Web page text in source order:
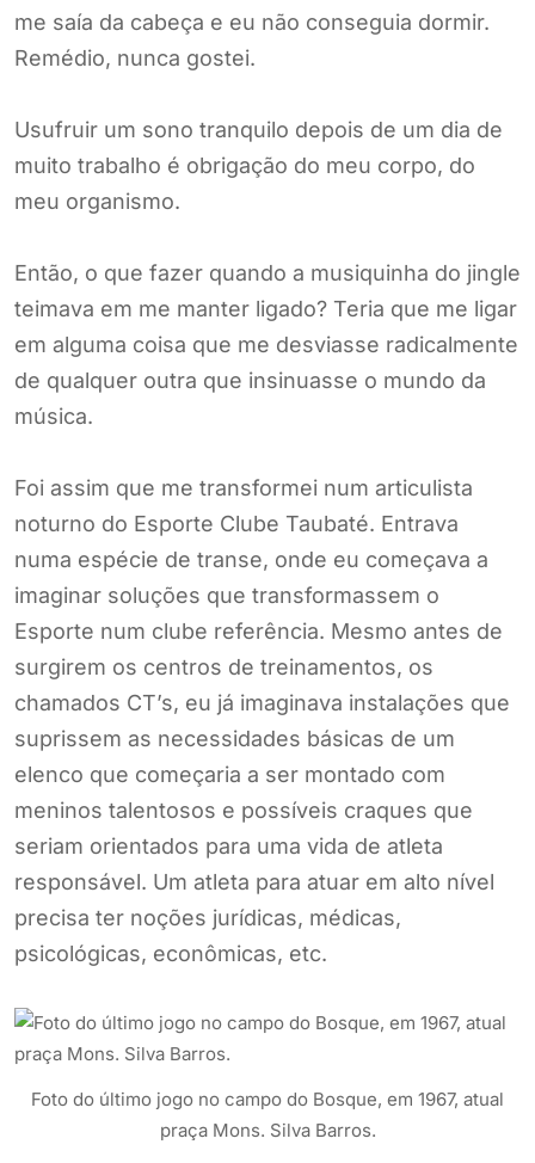
me saía da cabeça e eu não conseguia dormir.
Remédio, nunca gostei.
Usufruir um sono tranquilo depois de um dia de
muito trabalho é obrigação do meu corpo, do
meu organismo.
Então, o que fazer quando a musiquinha do jingle
teimava em me manter ligado? Teria que me ligar
em alguma coisa que me desviasse radicalmente
de qualquer outra que insinuasse o mundo da
música.
Foi assim que me transformei num articulista
noturno do Esporte Clube Taubaté. Entrava
numa espécie de transe, onde eu começava a
imaginar soluções que transformassem o
Esporte num clube referência. Mesmo antes de
surgirem os centros de treinamentos, os
chamados CT’s, eu já imaginava instalações que
suprissem as necessidades básicas de um
elenco que começaria a ser montado com
meninos talentosos e possíveis craques que
seriam orientados para uma vida de atleta
responsável. Um atleta para atuar em alto nível
precisa ter noções jurídicas, médicas,
psicológicas, econômicas, etc.
Foto do último jogo no campo do Bosque, em 1967, atual
praça Mons. Silva Barros.